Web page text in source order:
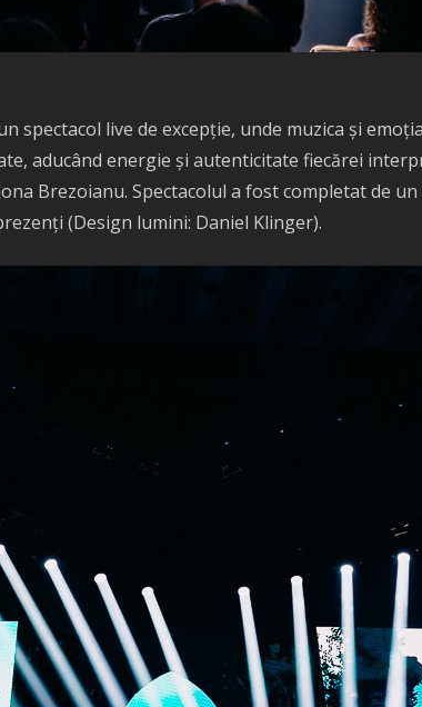
spectacol live de excepție, unde muzica și
aducând energie și autenticitate fiecărei
Brezoianu. Spectacolul a fost completat de
(Design lumini: Daniel Klinger).